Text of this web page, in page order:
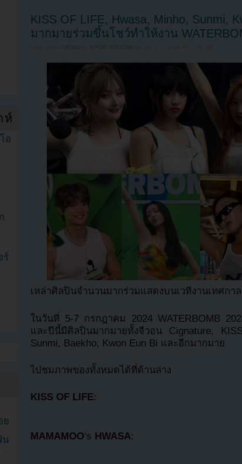
KISS OF LIFE, Hwasa, Minho, Sunmi,
มากมายร่วมขึ้นโชว์ทำให้งาน
NEWS KPOP YOUZAB
เหล่าศิลปินจำนวนมากร่วมแสดงบนเวทีงานเทศกาล
ในวันที่ 5-7 กรกฎาคม 2024 WATERBOMB
และปีนี้มีศิลปินมากมายทั้งจีวอน Cignature,
Sunmi, Baekho, Kwon Eun Bi และอีกมากมาย
ไปชมภาพของทั้งหมดได้ที่ด้านล่าง
KISS OF LIFE:
MAMAMOO‘s HWASA:
ห์
อ
ร์
ย
น